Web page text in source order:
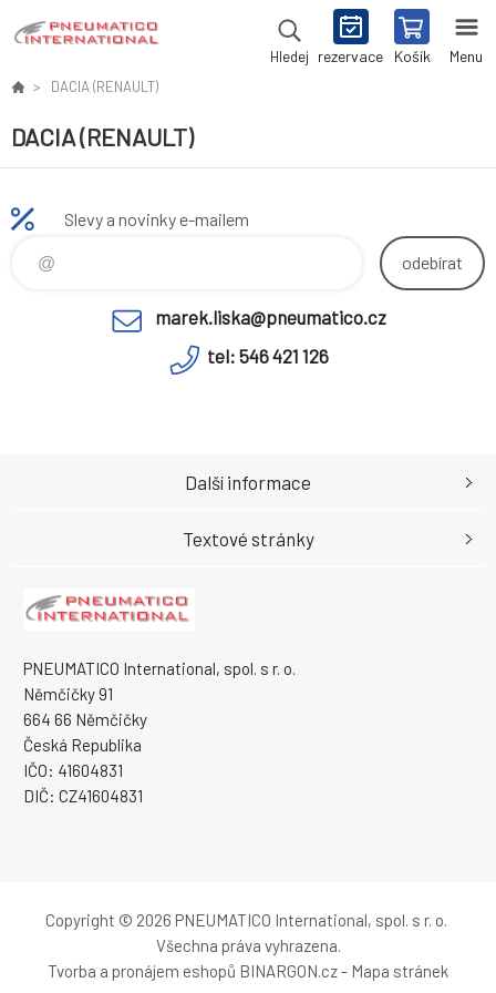
Hledej rezervace Košík Menu
DACIA (RENAULT)
DACIA (RENAULT)
Slevy a novinky e-mailem
odebírat
marek.liska@pneumatico.cz
tel: 546 421 126
PNEUMATICO International, spol. s r. o.
Němčičky 91
664 66 Němčičky
Česká Republika
IČO: 41604831
DIČ: CZ41604831
Další informace
Textové stránky
Copyright © 2026 PNEUMATICO International, spol. s r. o.
Všechna práva vyhrazena.
Tvorba a pronájem eshopů BINARGON.cz- Mapa stránek